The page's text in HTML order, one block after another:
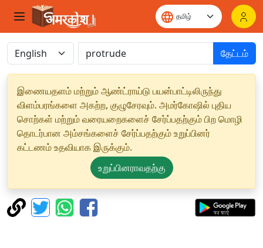
தேட்டம்
இணையதளம் மற்றும் ஆண்ட்ராய்டு பயன்பாட்டிலிருந்து
விளம்பரங்களை அகற்ற, குழுசேரவும். அமர்கோஷில் புதிய
சொற்கள் மற்றும் வரையறைகளைச் சேர்ப்பதற்கும் பிற மொழி
தொடர்பான அம்சங்களைச் சேர்ப்பதற்கும் உறுப்பினர்
கட்டணம் உதவியாக இருக்கும்.
உறுப்பினராவதற்கு